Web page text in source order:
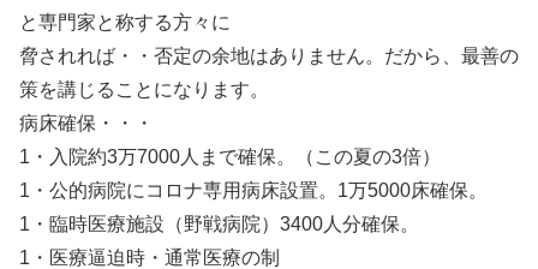
と専門家と称する方々に
脅されれば・・否定の余地はありません。だから、最善の
策を講じることになります。
病床確保・・・
1・入院約3万7000人まで確保。（この夏の3倍）
1・公的病院にコロナ専用病床設置。1万5000床確保。
1・臨時医療施設（野戦病院）3400人分確保。
1・医療逼迫時・通常医療の制